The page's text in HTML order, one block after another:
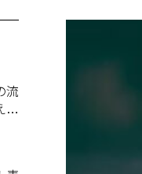
流
物